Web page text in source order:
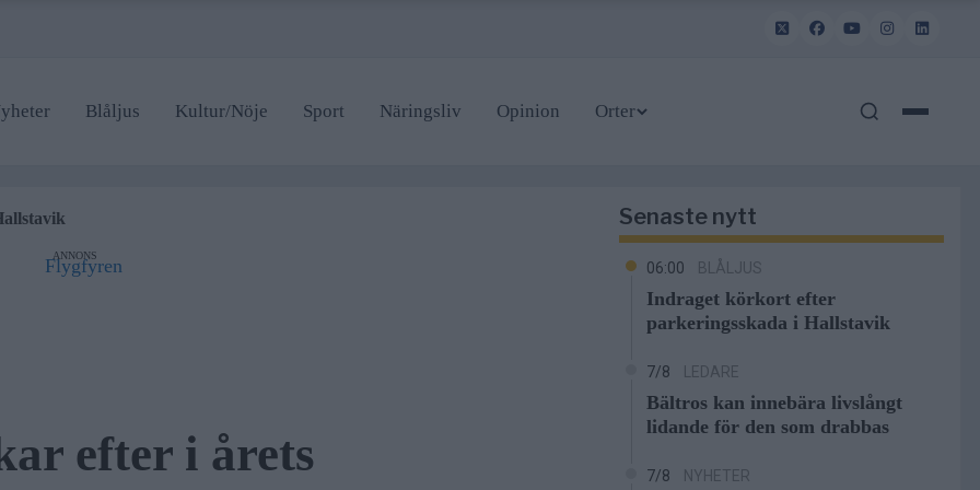
Blåljus Kultur/Nöje Sport Näringsliv Opinion Orter
drabbas
trafiken
ANNONS
efter i årets
Senaste nytt
06:00 BLÅLJUS
Indraget körkort efter
parkeringsskada i Hallstavik
7/8 LEDARE
Bältros kan innebära livslångt
lidande för den som drabbas
7/8 NYHETER